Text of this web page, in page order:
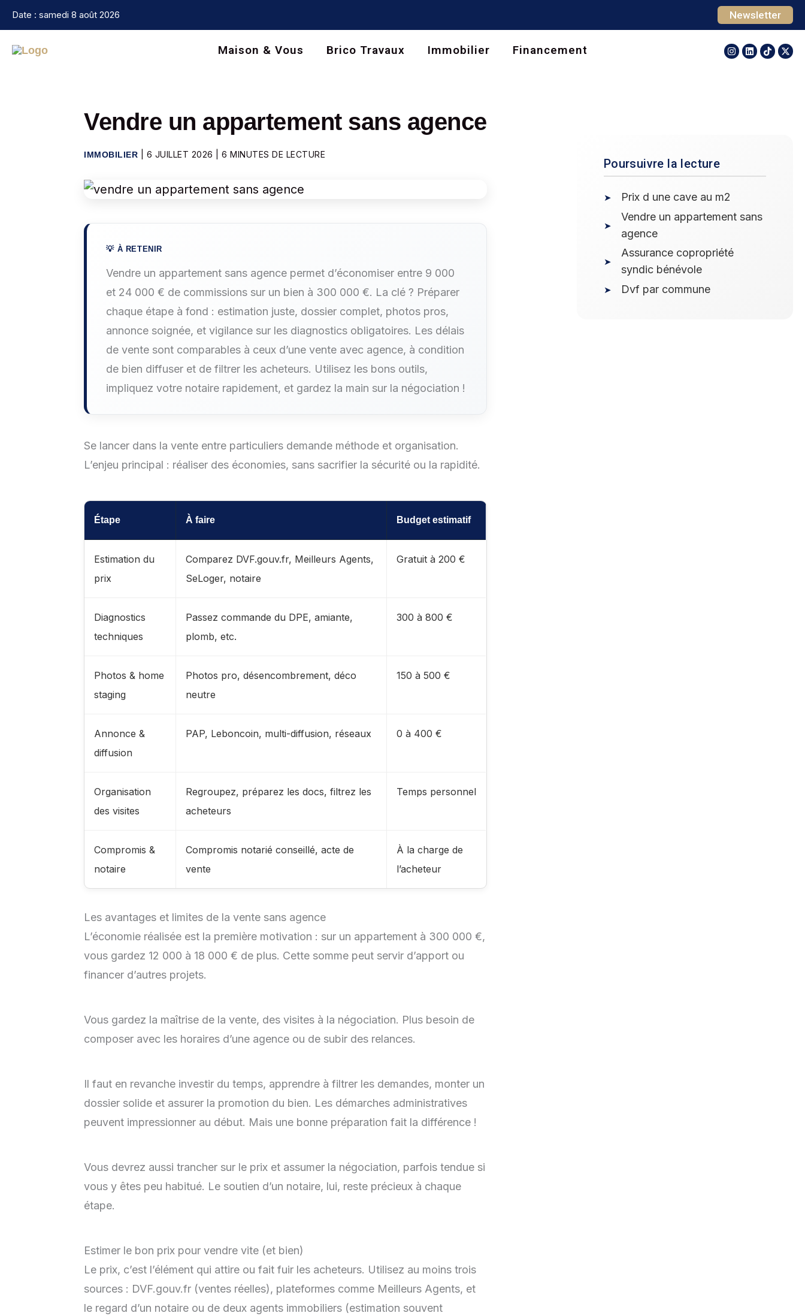
contenu
Date : samedi 8 août 2026 Newsletter
Maison & Vous Brico Travaux Immobilier Financement
Vendre un appartement sans agence
IMMOBILIER 6 JUILLET 2026 |6 MINUTES DE LECTURE
Vendre un appartement sans agence permet d’économiser entre 9 000
et 24 000 € de commissions sur un bien à 300 000 €. La clé ? Préparer
chaque étape à fond : estimation juste, dossier complet, photos pros,
annonce soignée, et vigilance sur les diagnostics obligatoires. Les délais
de vente sont comparables à ceux d’une vente avec agence, à condition
de bien diffuser et de filtrer les acheteurs. Utilisez les bons outils,
impliquez votre notaire rapidement, et gardez la main sur la négociation !
Se lancer dans la vente entre particuliers demande méthode et organisation.
L’enjeu principal : réaliser des économies, sans sacrifier la sécurité ou la rapidité.
Étape À faire Budget estimatif
Estimation du
prix
Comparez DVF.gouv.fr, Meilleurs Agents,
SeLoger, notaire
Gratuit à 200 €
Diagnostics
techniques
Passez commande du DPE, amiante,
plomb, etc.
300 à 800 €
Photos & home
staging
Photos pro, désencombrement, déco
neutre
150 à 500 €
Annonce &
diffusion
PAP, Leboncoin, multi-diffusion, réseaux 0 à 400 €
Organisation
des visites
Regroupez, préparez les docs, filtrez les
acheteurs
Temps personnel
Compromis &
notaire
Compromis notarié conseillé, acte de
vente
À la charge de
l’acheteur
Les avantages et limites de la vente sans agence
L’économie réalisée est la première motivation : sur un appartement à 300 000 €,
vous gardez 12 000 à 18 000 € de plus. Cette somme peut servir d’apport ou
financer d’autres projets.
Vous gardez la maîtrise de la vente, des visites à la négociation. Plus besoin de
composer avec les horaires d’une agence ou de subir des relances.
Il faut en revanche investir du temps, apprendre à filtrer les demandes, monter un
dossier solide et assurer la promotion du bien. Les démarches administratives
peuvent impressionner au début. Mais une bonne préparation fait la différence !
Vous devrez aussi trancher sur le prix et assumer la négociation, parfois tendue si
vous y êtes peu habitué. Le soutien d’un notaire, lui, reste précieux à chaque
étape.
Estimer le bon prix pour vendre vite (et bien)
Le prix, c’est l’élément qui attire ou fait fuir les acheteurs. Utilisez au moins trois
sources : DVF.gouv.fr (ventes réelles), plateformes comme Meilleurs Agents, et
le regard d’un notaire ou de deux agents immobiliers (estimation souvent
Poursuivre la lecture
Prix d une cave au m2
Vendre un appartement sans
agence
Assurance copropriété
syndic bénévole
Dvf par commune